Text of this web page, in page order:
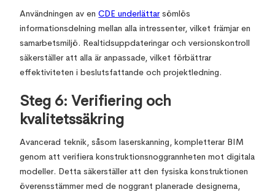
Användningen av enCDE underlättarsömlös
informationsdelning mellan alla intressenter, vilket främjar en
samarbetsmiljö. Realtidsuppdateringar och versionskontroll
säkerställer att alla är anpassade, vilket förbättrar
effektiviteten i beslutsfattande och projektledning.
Steg 6: Verifiering och
kvalitetssäkring
Avancerad teknik, såsom laserskanning, kompletterar BIM
genom att verifiera konstruktionsnoggrannheten mot digitala
modeller. Detta säkerställer att den fysiska konstruktionen
överensstämmer med de noggrant planerade designerna,